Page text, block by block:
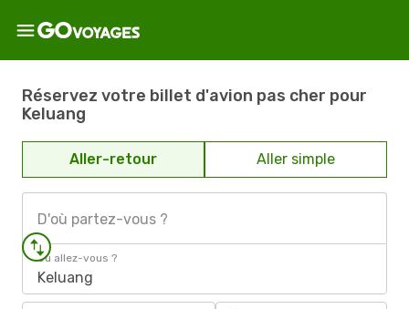
Réservez votre billet d'avion pas cher pour
Keluang
Aller-retour Aller simple
D'où partez-vous ?
Où allez-vous ?
Keluang